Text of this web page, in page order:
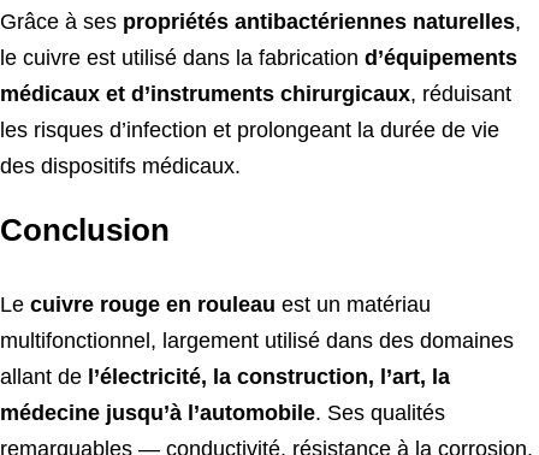
Grâce à ses propriétés antibactériennes naturelles,
le cuivre est utilisé dans la fabrication d’équipements
médicaux et d’instruments chirurgicaux, réduisant
les risques d’infection et prolongeant la durée de vie
des dispositifs médicaux.
Conclusion
Le cuivre rouge en rouleau est un matériau
multifonctionnel, largement utilisé dans des domaines
allant de l’électricité, la construction, l’art, la
médecine jusqu’à l’automobile. Ses qualités
remarquables — conductivité, résistance à la corrosion,